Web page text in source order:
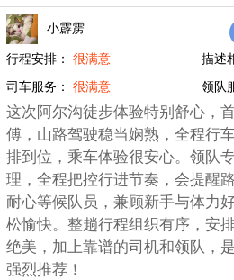
小霹雳
行程安排：很满意 描述
司车服务：很满意 领队
这次阿尔沟徒步体验特别舒心，
傅，山路驾驶稳当娴熟，全程行
排到位，乘车体验很安心。领队
理，全程把控行进节奏，会提醒
耐心等候队员，兼顾新手与体力
松愉快。整趟行程组织有序，安
绝美，加上靠谱的司机和领队，
强烈推荐！